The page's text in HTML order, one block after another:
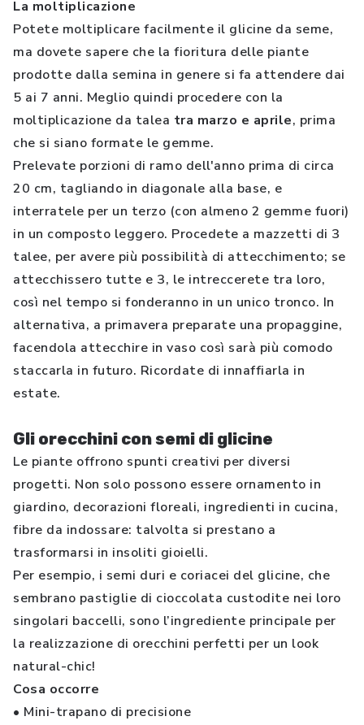
La moltiplicazione
Potete moltiplicare facilmente il glicine da seme,
ma dovete sapere che la fioritura delle piante
prodotte dalla semina in genere si fa attendere dai
5 ai 7 anni. Meglio quindi procedere con la
moltiplicazione da talea tra marzo e aprile, prima
che si siano formate le gemme.
Prelevate porzioni di ramo dell'anno prima di circa
20 cm, tagliando in diagonale alla base, e
interratele per un terzo (con almeno 2 gemme fuori)
in un composto leggero. Procedete a mazzetti di 3
talee, per avere più possibilità di attecchimento; se
attecchissero tutte e 3, le intreccerete tra loro,
così nel tempo si fonderanno in un unico tronco. In
alternativa, a primavera preparate una propaggine,
facendola attecchire in vaso così sarà più comodo
staccarla in futuro. Ricordate di innaffiarla in
estate.
Gli orecchini con semi di glicine
Le piante offrono spunti creativi per diversi
progetti. Non solo possono essere ornamento in
giardino, decorazioni floreali, ingredienti in cucina,
fibre da indossare: talvolta si prestano a
trasformarsi in insoliti gioielli.
Per esempio, i semi duri e coriacei del glicine, che
sembrano pastiglie di cioccolata custodite nei loro
singolari baccelli, sono l’ingrediente principale per
la realizzazione di orecchini perfetti per un look
natural-chic!
Cosa occorre
• Mini-trapano di precisione